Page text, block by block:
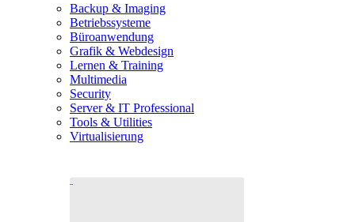
Backup & Imaging
Betriebssysteme
Büroanwendung
Grafik & Webdesign
Lernen & Training
Multimedia
Security
Server & IT Professional
Tools & Utilities
Virtualisierung